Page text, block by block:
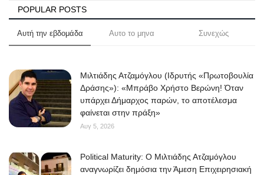
POPULAR POSTS
Αυτή την εβδομάδα Αυτο το μηνα Συνεχώς
Μιλτιάδης Ατζαμόγλου (Ιδρυτής «Πρωτοβουλία
Δράσης»): «Μπράβο Χρήστο Βερώνη! Όταν
υπάρχει Δήμαρχος παρών, το αποτέλεσμα
φαίνεται στην πράξη»
Αυγ 5, 2026
Political Maturity: Ο Μιλτιάδης Ατζαμόγλου
αναγνωρίζει δημόσια την Άμεση Επιχειρησιακή